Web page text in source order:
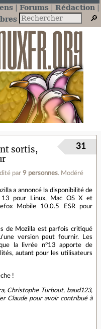
Forums
Rédaction
sortis,
par 9 personnes. Modéré
31
a annoncé la disponibilité de
13 pour Linux, Mac OS X et
Mobile 10.0.5 ESR pour
de Mozilla est parfois critiqué
version peut fournir. Les
la livrée n°13 apporte de
autant pour les utilisateurs
!
Christophe Turbout, baud123,
Claude pour avoir contribué à